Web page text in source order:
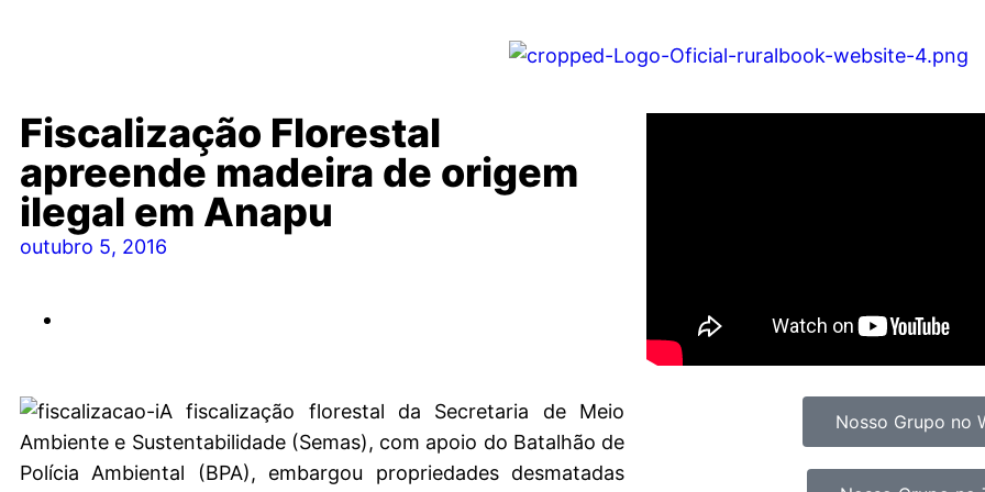
Fiscalização Florestal
apreende madeira de origem
ilegal em Anapu
outubro 5, 2016
A fiscalização florestal da Secretaria de Meio
Ambiente e Sustentabilidade (Semas), com apoio do Batalhão de
Polícia Ambiental (BPA), embargou propriedades desmatadas
Nosso Grupo no